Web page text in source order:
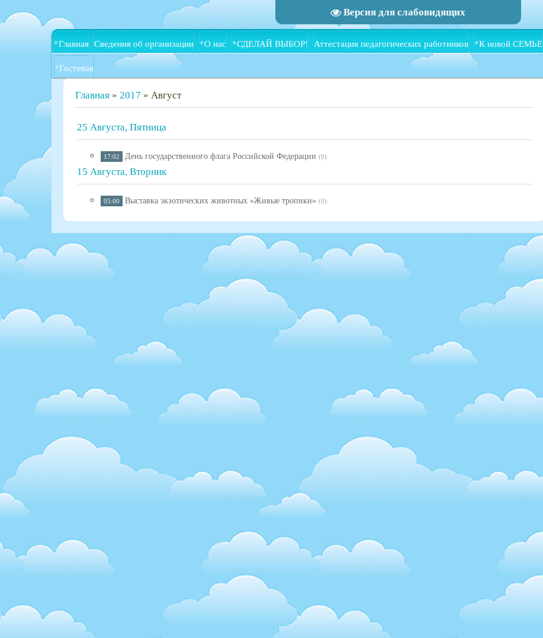
Версия для слабовидящих
*Главная Сведения об организации *О нас *СДЕЛАЙ ВЫБОР! Аттестация педагогических работников *К новой СЕМЬЕ
*Гостевая
Главная » 2017 » Август
25 Августа, Пятница
17:02 День государственного флага Российской Федерации (0)
15 Августа, Вторник
05:00 Выставка экзотических животных «Живые тропики» (0)